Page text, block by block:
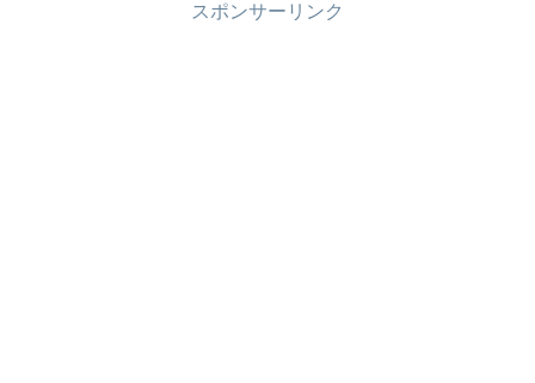
スポンサーリンク